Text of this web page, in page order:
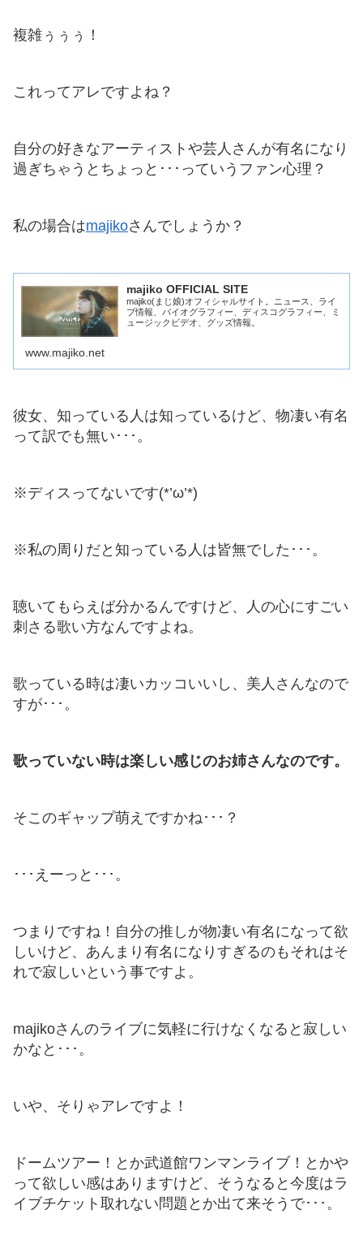
複雑ぅぅぅ！
これってアレですよね？
自分の好きなアーティストや芸人さんが有名になり
過ぎちゃうとちょっと･･･っていうファン心理？
私の場合はmajikoさんでしょうか？
majiko OFFICIAL SITE
majiko(まじ娘)オフィシャルサイト。ニュース、ライ
ブ情報、バイオグラフィー、ディスコグラフィー、ミ
ュージックビデオ、グッズ情報。
www.majiko.net
彼女、知っている人は知っているけど、物凄い有名
って訳でも無い･･･。
※ディスってないです(*’ω’*)
※私の周りだと知っている人は皆無でした･･･。
聴いてもらえば分かるんですけど、人の心にすごい
刺さる歌い方なんですよね。
歌っている時は凄いカッコいいし、美人さんなので
すが･･･。
歌っていない時は楽しい感じのお姉さんなのです。
そこのギャップ萌えですかね･･･？
･･･えーっと･･･。
つまりですね！自分の推しが物凄い有名になって欲
しいけど、あんまり有名になりすぎるのもそれはそ
れで寂しいという事ですよ。
majikoさんのライブに気軽に行けなくなると寂しい
かなと･･･。
いや、そりゃアレですよ！
ドームツアー！とか武道館ワンマンライブ！とかや
って欲しい感はありますけど、そうなると今度はラ
イブチケット取れない問題とか出て来そうで･･･。